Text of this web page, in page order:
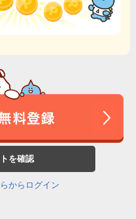
を確認
からログイン